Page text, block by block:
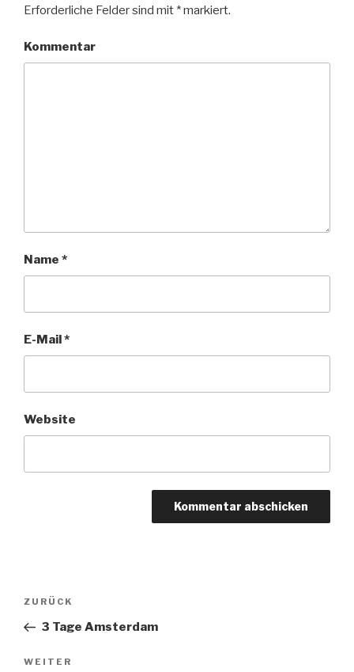
Erforderliche Felder sind mit *markiert.
Kommentar
Name *
E-Mail *
Website
Beitrags-
Vorheriger
Beitrag
ZURÜCK
3 Tage Amsterdam
Nächster
WEITER